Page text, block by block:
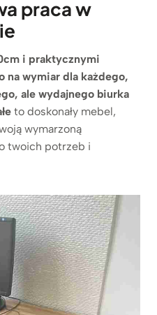
praca w
i praktycznymi
na wymiar dla każdego,
ale wydajnego biurka
to doskonały mebel,
wymarzoną
twoich potrzeb i